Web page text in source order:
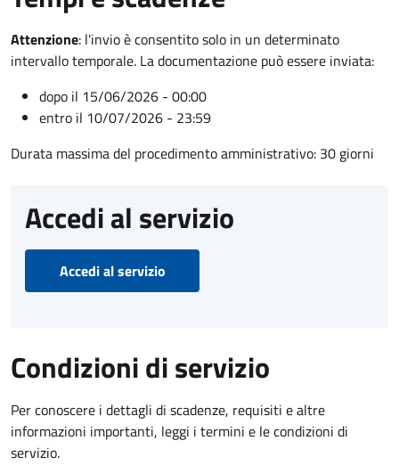
Attenzione: l'invio è consentito solo in un determinato
intervallo temporale. La documentazione può essere inviata:
dopo il 15/06/2026 - 00:00
entro il 10/07/2026 - 23:59
Durata massima del procedimento amministrativo: 30 giorni
Accedi al servizio
Accedi al servizio
Condizioni di servizio
Per conoscere i dettagli di scadenze, requisiti e altre
informazioni importanti, leggi i termini e le condizioni di
servizio.